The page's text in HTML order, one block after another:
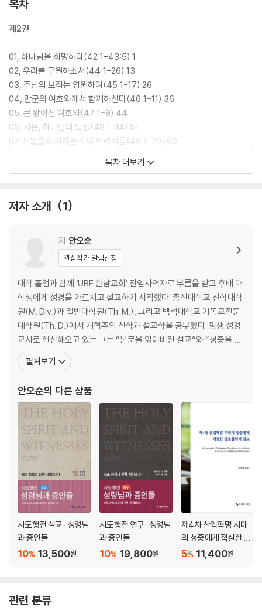
목차
제2권
01, 하나님을 희망하라(42:1-43:5) 1
02, 우리를 구원하소서(44:1-26) 13
03, 주님의 보좌는 영원하며(45:1-17) 26
04, 만군의 여호와께서 함께하신다(46:1-11) 36
05, 큰 왕이신 여호와(47:1-9) 44
06, 시온, 하나님의 도성(48:1-14) 51
07, 재물을 의지하는 자의 어리석음(49:1-20) 60
08, 감사로 제사를 지내며(50:1-23) 71
09, 정한 마음을 창조하시고(51:1-19) 83
12, 나를 돕는 분(54:1-7) 108
14, 내가 하나님을 의지하고(56:1-13) 125
15, 굳건한 마음(57:1-11) 134
16, 심판하시는 하나님이 계신다(58:1-11) 141
17, 나의 힘이시여(59:1-17) 148
18, 우리를 도와주소서(60:1-12) 157
19, 나보다 높은 바위(61:1-8) 166
20, 하나님만 바람이여(62:1-12) 172
21, 내 영혼이 주를 갈망하며(63:1-11) 180
22, 다 자랑하리로다(64:1-10) 187
23, 은혜의 하나님, 영광의 하나님(65:1-13) 193
25, 모든 끝이 하나님을 경외하리로다(67:1-7) 210
26, 하나님이 일어나시니(68:1-35) 216
27, 주의 집을 위하는 열성(69:1-36) 231
28, 나에게 서두르소서(70:1-5) 246
29, 백발 성도의 믿음(71:1-24) 251
30, 왕의 이름이 영구함이여(72:1-20) 262
제3권
31, 성소에 들어갈 때에야(73:1-28) 271
32, 하나님이여, 일어나소서(74:1-23) 283
33, 바르게 심판하시는 하나님(75:1-10) 294
34, 누가 주님 앞에 설 수 있습니까(76:1-12) 300
37, 기억하라(78:40-72) 331
목차 더보기
저자 소개 1
저 안오순
관심작가 알림신청
대학 졸업과 함께 ‘UBF 한남교회’ 전임사역자로 부름을 받고 후배 대
학생에게 성경을 가르치고 설교하기 시작했다. 총신대학교 신학대학
원(M. Div.)과 일반대학원(Th. M.), 그리고 백석대학교 기독교전문
대학원(Th. D.)에서 개혁주의 신학과 설교학을 공부했다. 평생 성경
교사로 헌신해오고 있는 그는 “본문을 잃어버린 설교”와 “청중을 잃
어버린 설교”에 안타까움을 느끼고 ‘어떻게 하면 성경 본문의 의미를
바르게 찾아서 오늘의 청중에게 적실하게 적용하여 들리는 설교를 할
avid Pastoral Educati
펼쳐보기
안오순의 다른 상품
사도행전 설교 : 성령님
과 증인들
13,500원
10%
사도행전 연구 : 성령님
과 증인들
19,800원
10%
제4차 산업혁명 시대
의 청중에게 적실한 상
호협력적 설교
11,400원
5%
관련 분류